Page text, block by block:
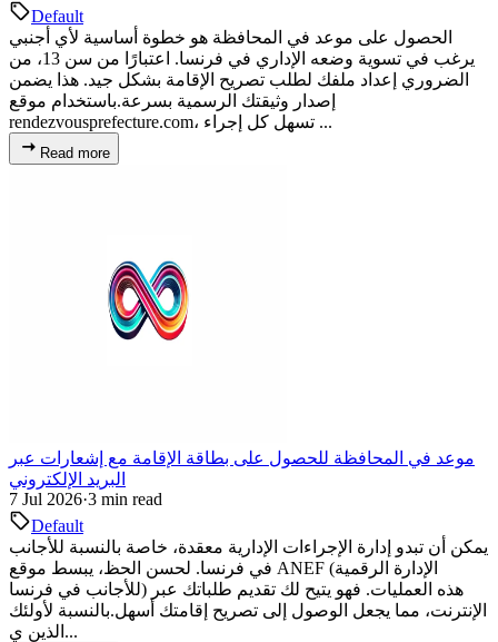
Default
الحصول على موعد في المحافظة هو خطوة أساسية لأي أجنبي
يرغب في تسوية وضعه الإداري في فرنسا. اعتبارًا من سن 13، من
الضروري إعداد ملفك لطلب تصريح الإقامة بشكل جيد. هذا يضمن
إصدار وثيقتك الرسمية بسرعة.باستخدام موقع
rendezvousprefecture.com، تسهل كل إجراء ...
Read more
موعد في المحافظة للحصول على بطاقة الإقامة مع إشعارات عبر
البريد الإلكتروني
7 Jul 2026·3 min read
Default
يمكن أن تبدو إدارة الإجراءات الإدارية معقدة، خاصة بالنسبة للأجانب
في فرنسا. لحسن الحظ، يبسط موقع ANEF (الإدارة الرقمية
للأجانب في فرنسا) هذه العمليات. فهو يتيح لك تقديم طلباتك عبر
الإنترنت، مما يجعل الوصول إلى تصريح إقامتك أسهل.بالنسبة لأولئك
الذين ي...